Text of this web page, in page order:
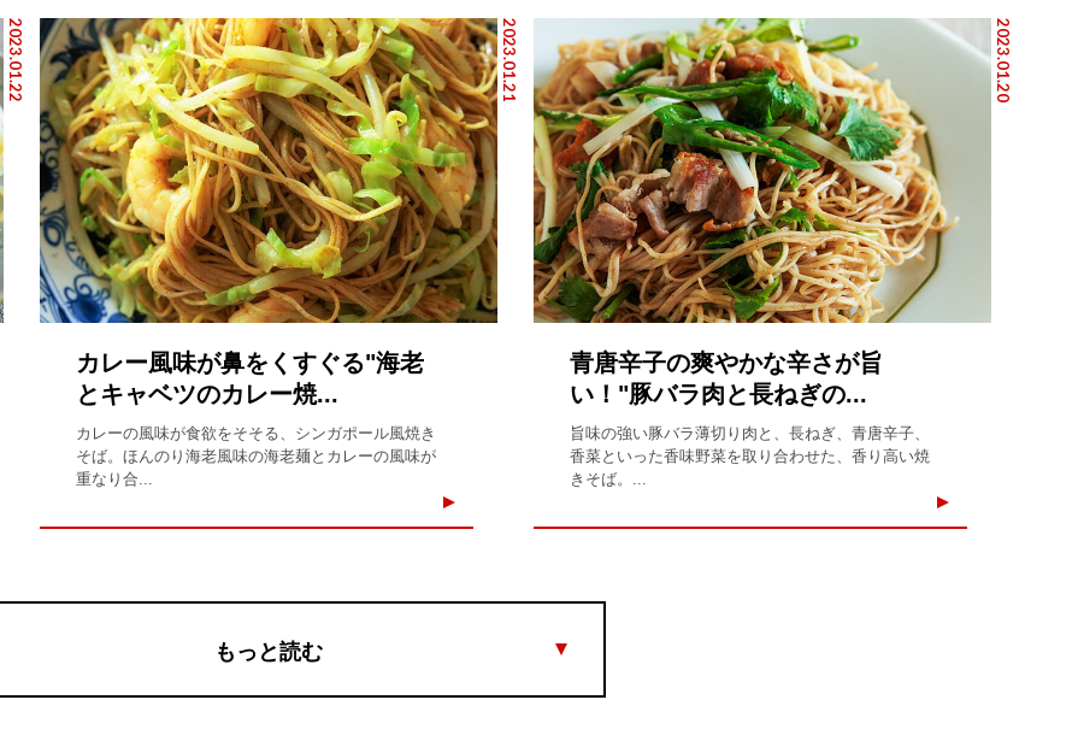
2023.01.22 2023.01.21
カレー風味が鼻をくすぐる"海老
とキャベツのカレー焼...
カレーの風味が食欲をそそる、シンガポール風焼き
そば。ほんのり海老風味の海老麺とカレーの風味が
重なり合...
2023.01.20
青唐辛子の爽やかな辛さが旨
い！"豚バラ肉と長ねぎの...
旨味の強い豚バラ薄切り肉と、長ねぎ、青唐辛子、
香菜といった香味野菜を取り合わせた、香り高い焼
きそば。...
もっと読む